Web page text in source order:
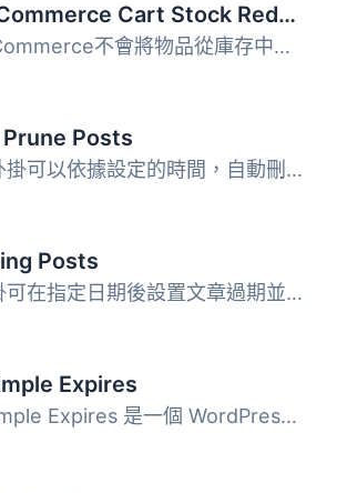
WooCommerce Cart Stock Reducer
WooCommerce不會將物品從庫存中移除，直到有人實際購買該物品...
Posts
這個外掛可以依據設定的時間，自動刪除已過期的文章或頁面，...
Posts
該外掛可在指定日期後設置文章過期並失效。 該外掛目前僅適用...
Expires
VA Simple Expires 是一個 WordPress 外掛，可以讓你為文章添...